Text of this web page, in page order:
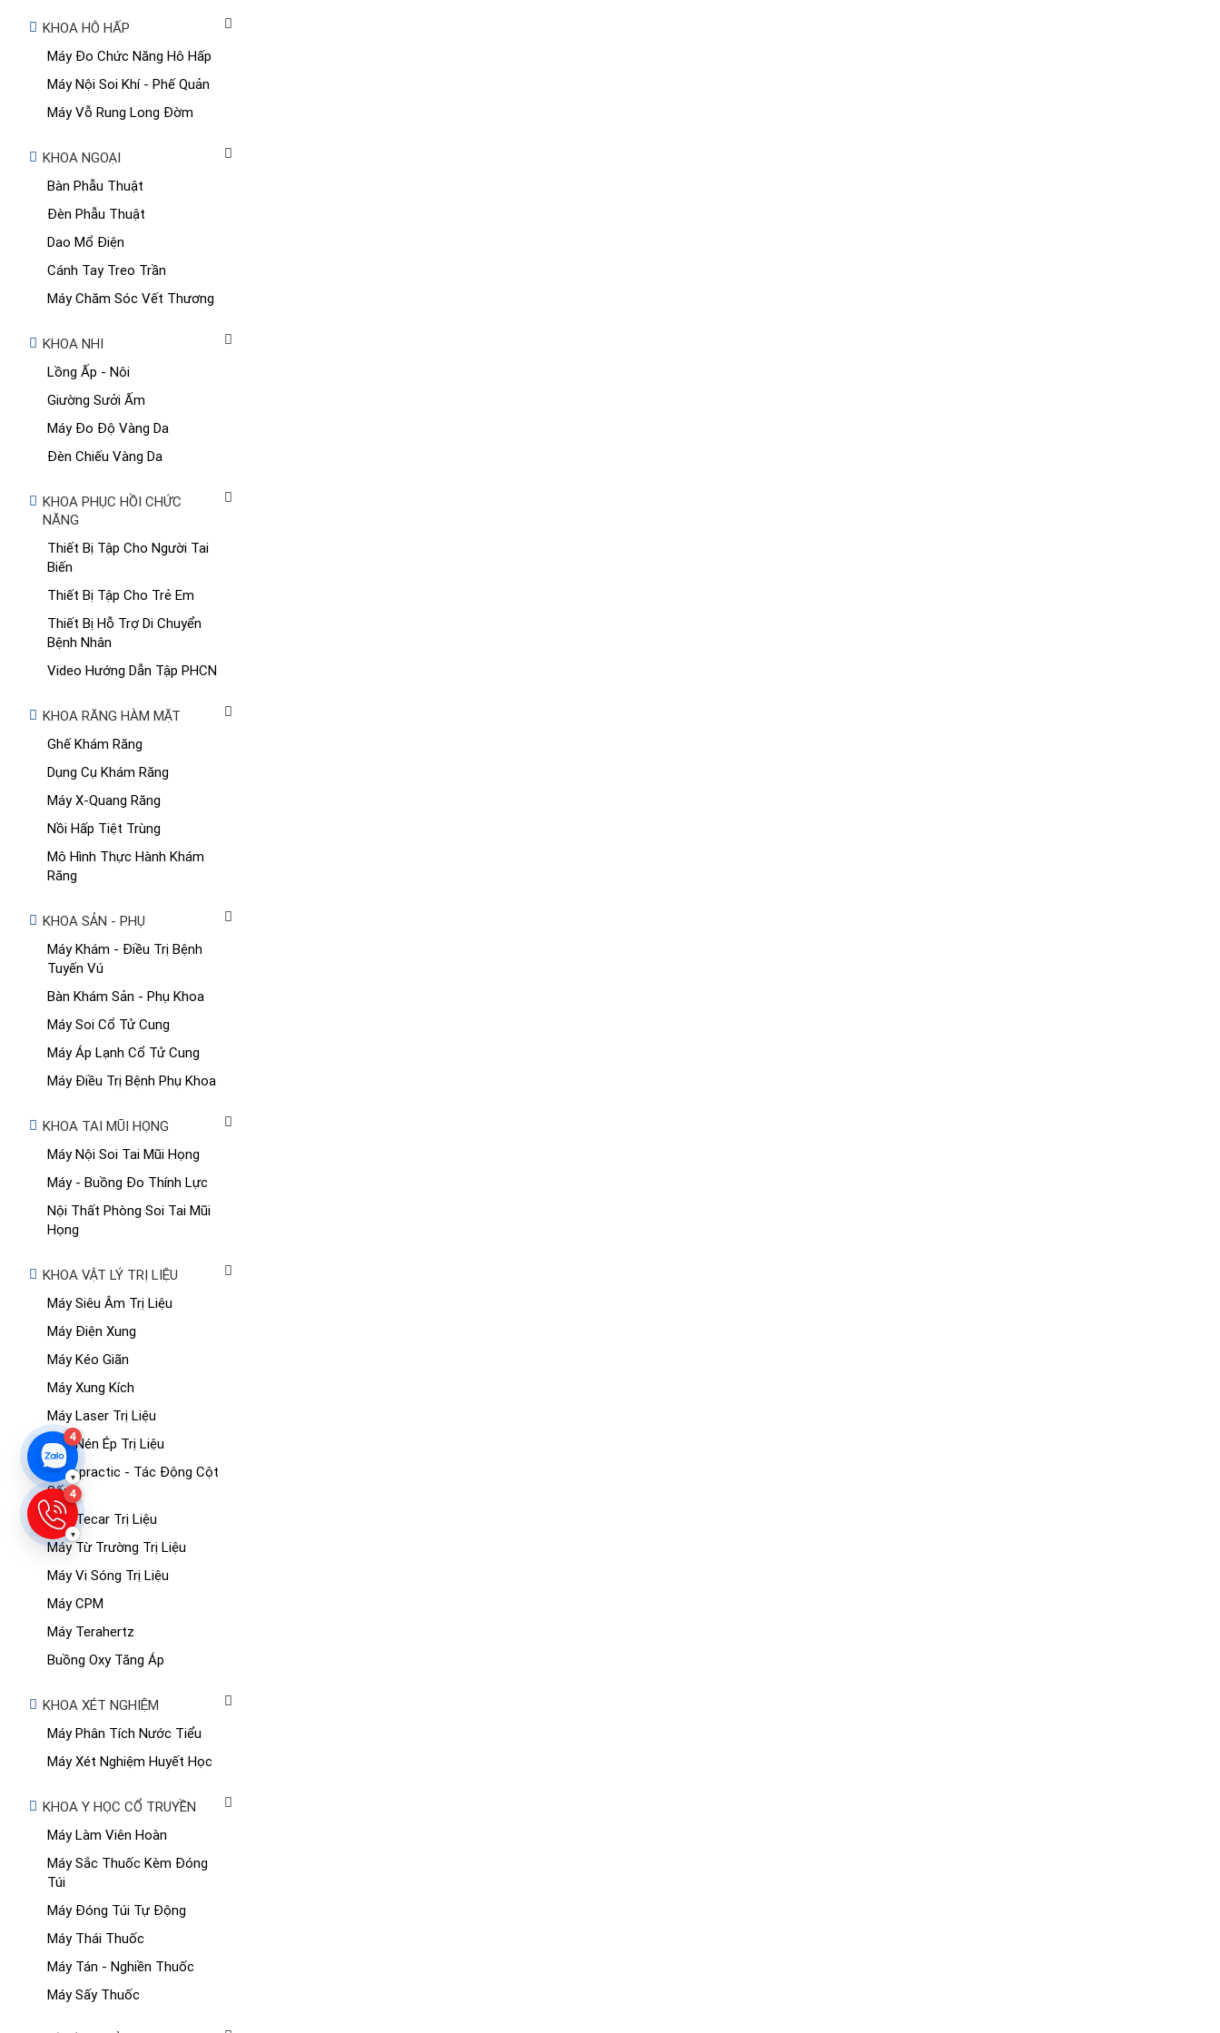
KHOA HÔ HẤP
Máy Đo Chức Năng Hô Hấp
Máy Nội Soi Khí - Phế Quản
Máy Vỗ Rung Long Đờm
KHOA NGOẠI
Bàn Phẫu Thuật
Đèn Phẫu Thuật
Dao Mổ Điện
Cánh Tay Treo Trần
Máy Chăm Sóc Vết Thương
KHOA NHI
Lồng Ấp - Nôi
Giường Sưởi Ấm
Máy Đo Độ Vàng Da
Đèn Chiếu Vàng Da
KHOA PHỤC HỒI CHỨC
NĂNG
Thiết Bị Tập Cho Người Tai
Biến
Thiết Bị Tập Cho Trẻ Em
Thiết Bị Hỗ Trợ Di Chuyển
Bệnh Nhân
Video Hướng Dẫn Tập PHCN
KHOA RĂNG HÀM MẶT
Ghế Khám Răng
Dụng Cụ Khám Răng
Máy X-Quang Răng
Nồi Hấp Tiệt Trùng
Mô Hình Thực Hành Khám
Răng
KHOA SẢN - PHỤ
Máy Khám - Điều Trị Bệnh
Tuyến Vú
Bàn Khám Sản - Phụ Khoa
Máy Soi Cổ Tử Cung
Máy Áp Lạnh Cổ Tử Cung
Máy Điều Trị Bệnh Phụ Khoa
KHOA TAI MŨI HỌNG
Máy Nội Soi Tai Mũi Họng
Máy - Buồng Đo Thính Lực
Nội Thất Phòng Soi Tai Mũi
Họng
KHOA VẬT LÝ TRỊ LIỆU
Máy Siêu Âm Trị Liệu
Máy Điện Xung
Máy Kéo Giãn
Máy Xung Kích
Máy Laser Trị Liệu
Máy Nén Ép Trị Liệu
Chiropractic - Tác Động Cột
Sống
Máy Tecar Trị Liệu
Máy Từ Trường Trị Liệu
Máy Vi Sóng Trị Liệu
Máy CPM
Máy Terahertz
Buồng Oxy Tăng Áp
KHOA XÉT NGHIỆM
Máy Phân Tích Nước Tiểu
Máy Xét Nghiệm Huyết Học
KHOA Y HỌC CỔ TRUYỀN
Máy Làm Viên Hoàn
Máy Sắc Thuốc Kèm Đóng
Túi
Máy Đóng Túi Tự Động
Máy Thái Thuốc
Máy Tán - Nghiền Thuốc
Máy Sấy Thuốc
4
▾
4
▾